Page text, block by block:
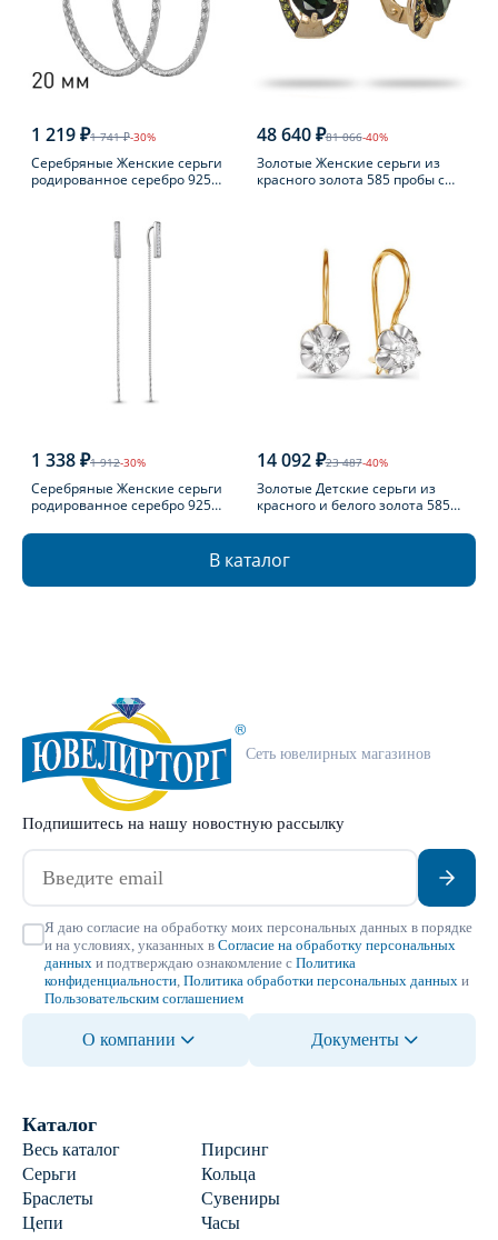
1 219 ₽1 741 ₽-30%
Серебряные Женские серьги
родированное серебро 925
48 640 ₽81 066-40%
Золотые Женские серьги из
красного золота 585 пробы с
1 338 ₽1 912-30%
Серебряные Женские серьги
родированное серебро 925
14 092 ₽23 487-40%
Золотые Детские серьги из
красного и белого золота 585
В каталог
Сеть ювелирных магазинов
Подпишитесь на нашу новостную рассылку
Я даю согласие на обработку моих персональных данных в порядке
и на условиях, указанных в Согласие на обработку персональных
данных и подтверждаю ознакомление с Политика
конфиденциальности Политика обработки персональных данных и
Пользовательским соглашением
О компании Документы
Каталог
Весь каталог
Пирсинг
Серьги
Кольца
Браслеты
Сувениры
Цепи
Часы